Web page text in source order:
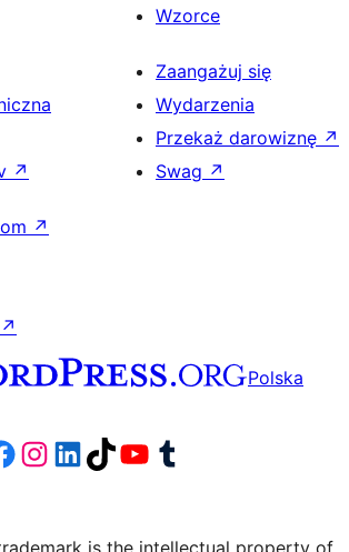
Wzorce
↗
Zaangażuj się
Wydarzenia
Przekaż darowiznę ↗
Swag ↗
↗
↗
Polska
na Mastodoncie
Threadsa
naszego Facebooka
Odwiedź nasze konto na Instagramie
Odwiedź nasze konto na LinkedIn
Odwiedź naszego TikToka
Odwiedź nasz kanał YouTube
Odwiedź naszego Tumblra
is the intellectual property of